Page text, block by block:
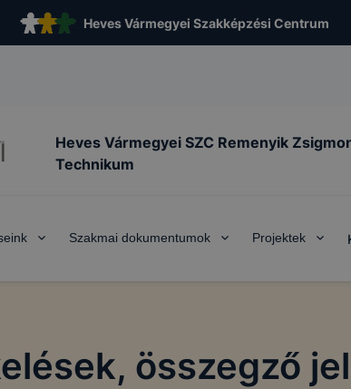
Heves Vármegyei Szakképzési Centrum
Heves Vármegyei SZC Remenyik
Technikum
Szakmai dokumentumok Projektek
összegző